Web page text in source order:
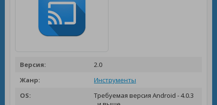
Версия:
2.0
Жанр:
Инструменты
OS:
Требуемая версия Android - 4.0.3